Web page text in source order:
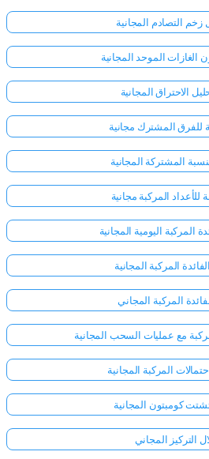
زخم التصادم المجانية
الغازات الموحد المجانية
الاحتراق المجانية
للفرق المشترك مجانية
المشتركة المجانية
للأعداد المركبة مجانية
المركبة اليومية المجانية
المركبة المجانية
المركبة المجاني
مع عمليات السحب المجانية
المركبة المجانية
كومبتون المجانية
التركيز المجاني